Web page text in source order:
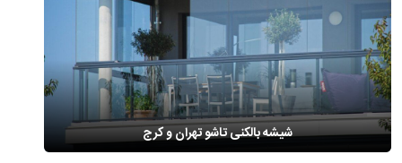
شیشه بالکنی تاشو تهران و کرج